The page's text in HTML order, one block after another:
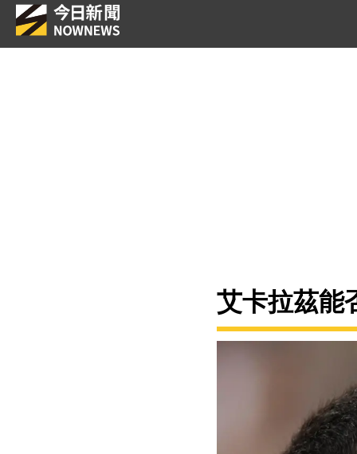
艾卡拉茲能